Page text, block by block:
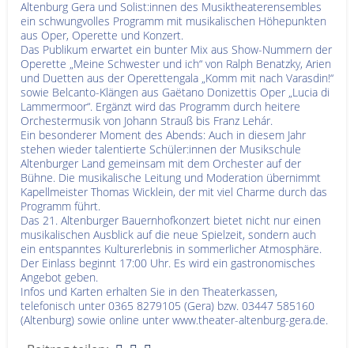
Altenburg Gera und Solist:innen des Musiktheaterensembles
ein schwungvolles Programm mit musikalischen Höhepunkten
aus Oper, Operette und Konzert.
Das Publikum erwartet ein bunter Mix aus Show-Nummern der
Operette „Meine Schwester und ich“ von Ralph Benatzky, Arien
und Duetten aus der Operettengala „Komm mit nach Varasdin!“
sowie Belcanto-Klängen aus Gaëtano Donizettis Oper „Lucia di
Lammermoor“. Ergänzt wird das Programm durch heitere
Orchestermusik von Johann Strauß bis Franz Lehár.
Ein besonderer Moment des Abends: Auch in diesem Jahr
stehen wieder talentierte Schüler:innen der Musikschule
Altenburger Land gemeinsam mit dem Orchester auf der
Bühne. Die musikalische Leitung und Moderation übernimmt
Kapellmeister Thomas Wicklein, der mit viel Charme durch das
Programm führt.
Das 21. Altenburger Bauernhofkonzert bietet nicht nur einen
musikalischen Ausblick auf die neue Spielzeit, sondern auch
ein entspanntes Kulturerlebnis in sommerlicher Atmosphäre.
Der Einlass beginnt 17:00 Uhr. Es wird ein gastronomisches
Angebot geben.
Infos und Karten erhalten Sie in den Theaterkassen,
telefonisch unter 0365 8279105 (Gera) bzw. 03447 585160
(Altenburg) sowie online unter www.theater-altenburg-gera.de.